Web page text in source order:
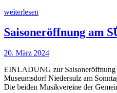
weiterlesen
Saisoneröffnung am
20. März 2024
EINLADUNG zur
Museumsdorf Niedersulz am
Die beiden Musikvereine der